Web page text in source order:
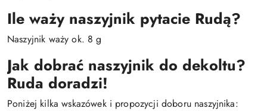
Ile waży naszyjnik pytacie Rudą?
Naszyjnik waży ok. 8 g
Jak dobrać naszyjnik do dekoltu?
Ruda doradzi!
Poniżej kilka wskazówek i propozycji doboru naszyjnika: